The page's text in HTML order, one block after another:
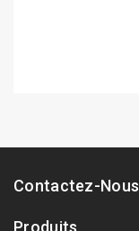
Contactez-Nous
Produits